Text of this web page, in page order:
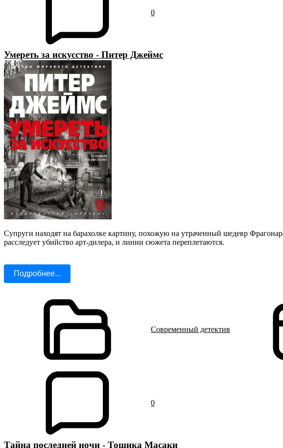
0
Умереть за искусство - Питер Джеймс
Супруги находят на барахолке картину, похожую на утраченный шедевр
расследует убийство арт-дилера, и линии сюжета переплетаются.
Подробнее...
Современный детектив
0
Тайна последней ночи - Тошика Масаки